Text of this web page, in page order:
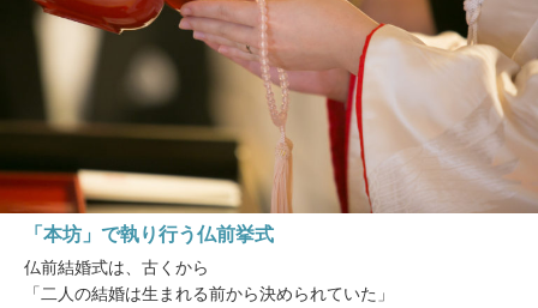
「本坊」で執り行う仏前挙式
仏前結婚式は、古くから
「二人の結婚は生まれる前から決められていた」